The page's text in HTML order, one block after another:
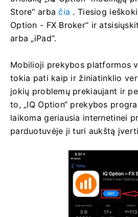
Store“ arbačia . Tiesiog
Option - FX Broker“ ir
arba „iPad“.
Mobilioji prekybos platformos
tokia pati kaip ir žiniatinklio
jokių problemų prekiaujant ir
to, „IQ Option“ prekybos
laikoma geriausia internetinei
parduotuvėje ji turi aukštą